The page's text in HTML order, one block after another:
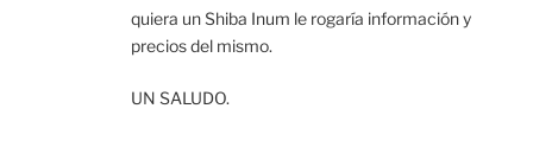
quiera un Shiba Inum le rogaría información y
precios del mismo.
UN SALUDO.